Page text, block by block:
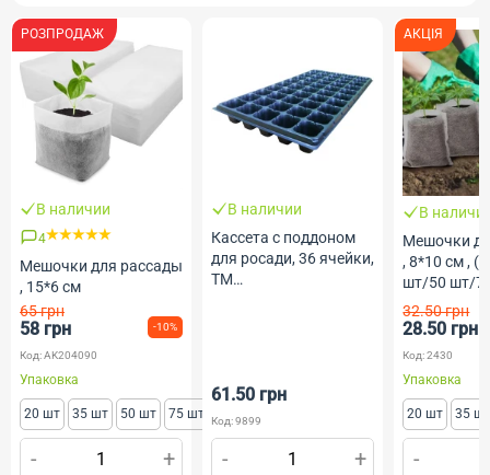
РОЗПРОДАЖ
В наличии
4
Мешочки для рассады
, 15*6 см
65 грн
58 грн -10%
Код: AK204090
Упаковка
20 шт 35 шт 50 шт 75 шт
- +
В наличии
Кассета с поддоном
для росади, 36 ячейки,
ТМ
61.50 грн
Код: 9899
- +
АКЦІЯ
В
Мешочки
, 8*10 см ,
шт/50 шт/
32.50 грн
28.50 грн
Код: 2430
Упаковка
20 шт 35
-